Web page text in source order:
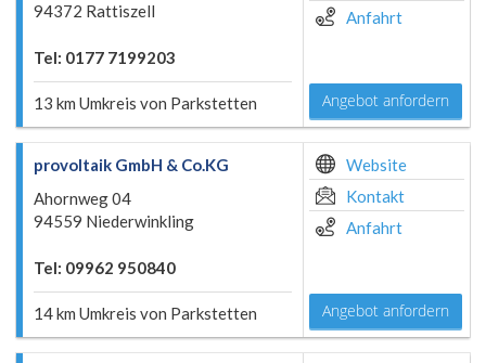
94372 Rattiszell
Tel: 0177 7199203
13 km Umkreis von Parkstetten
Anfahrt
Angebot anfordern
provoltaik GmbH & Co.KG
Ahornweg 04
94559 Niederwinkling
Tel: 09962 950840
14 km Umkreis von Parkstetten
Website
Kontakt
Anfahrt
Angebot anfordern